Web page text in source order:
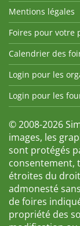
Mentions légales
Foires pour votre
Calendrier des
Login pour les
Login pour les
© 2008-2026
images, les
sont protégés
consentement,
étroites du
admonesté
de foires
propriété des